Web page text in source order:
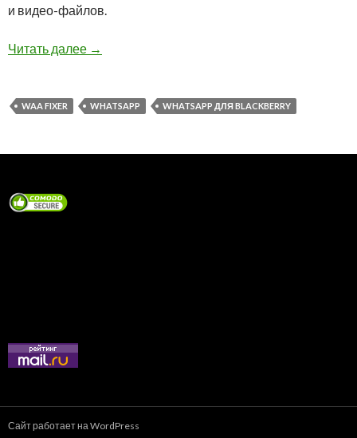
и видео-файлов.
Читать далее Вышла новая бета-версия WAA Fixer от
→
WAA FIXER WHATSAPP WHATSAPP ДЛЯ BLACKBERRY
Сайт работает на WordPress